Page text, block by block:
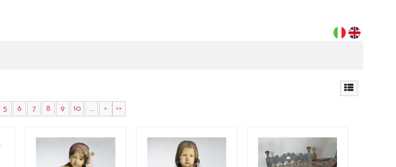
5 6 7 8 9 10 ... > >>